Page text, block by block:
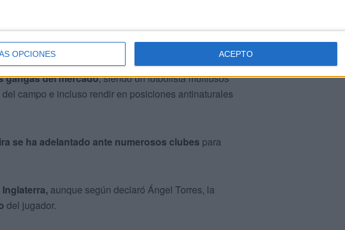
OPCIONES ACEPTO
Uche
gangas del mercado, siendo un futbolista multiusos
campo e incluso rendir en posiciones antinaturales
se ha adelantado ante numerosos clubes para
aunque según declaró Ángel Torres, la
del jugador.